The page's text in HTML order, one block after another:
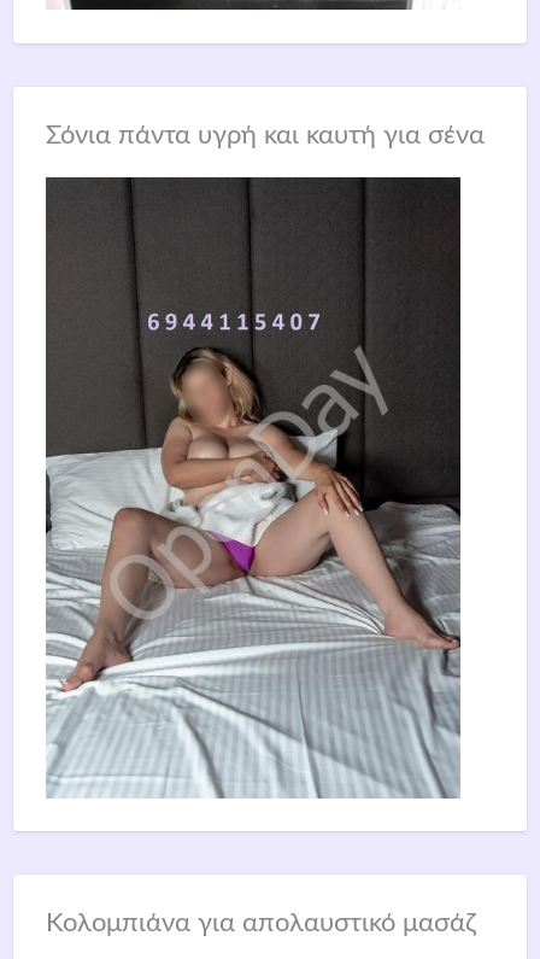
Σόνια πάντα υγρή και καυτή για σένα
Κολομπιάνα για απολαυστικό μασάζ